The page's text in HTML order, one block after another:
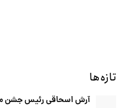
تازه‌ها
آرش اسحاقی رئیس جشن